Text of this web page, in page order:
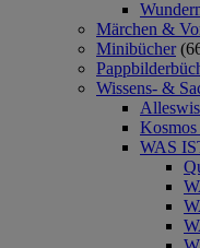
Märchen &
Minibücher
Wissens- &
WAS